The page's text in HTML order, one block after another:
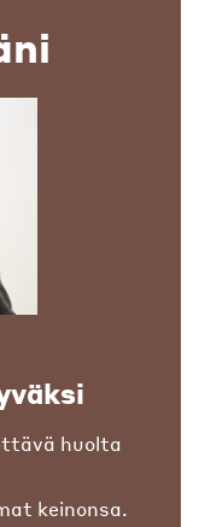
huolta
keinonsa.